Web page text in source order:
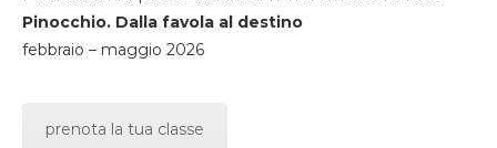
Pinocchio. Dalla favola al destino
febbraio – maggio 2026
prenota la tua classe